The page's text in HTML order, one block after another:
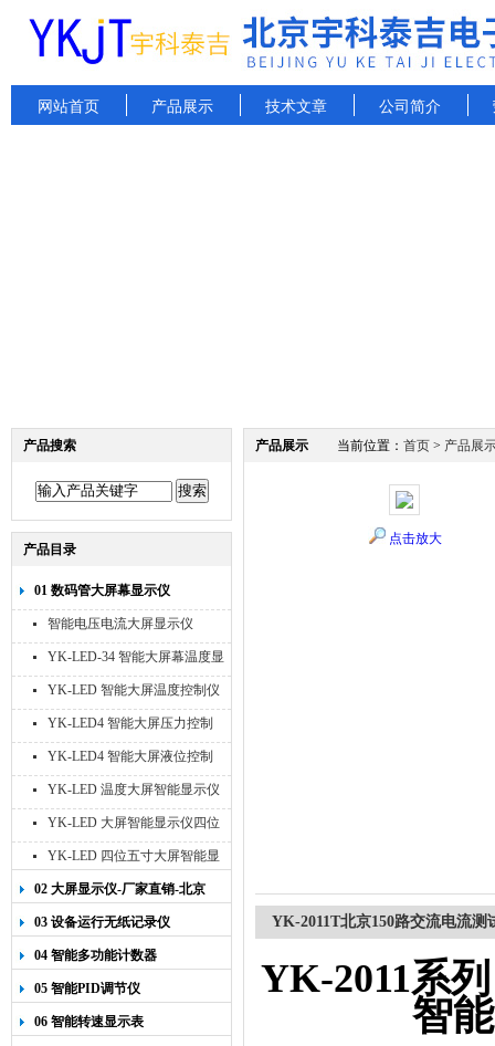
网站首页 产品展示 技术文章 公司简介
产品搜索
产品目录
01 数码管大屏幕显示仪
智能电压电流大屏显示仪
YK-LED-34 智能大屏幕温度显
示仪
YK-LED 智能大屏温度控制仪
YK-LED4 智能大屏压力控制
仪
YK-LED4 智能大屏液位控制
仪
YK-LED 温度大屏智能显示仪
四位十寸
YK-LED 大屏智能显示仪四位
八寸
YK-LED 四位五寸大屏智能显
示仪
02 大屏显示仪-厂家直销-北京
宇科泰吉
03 设备运行无纸记录仪
04 智能多功能计数器
05 智能PID调节仪
06 智能转速显示表
产品展示 当前位置： 首页 > 产品展
点击放大
YK-2011T北京150路交流电流测
YK-2011系列
智